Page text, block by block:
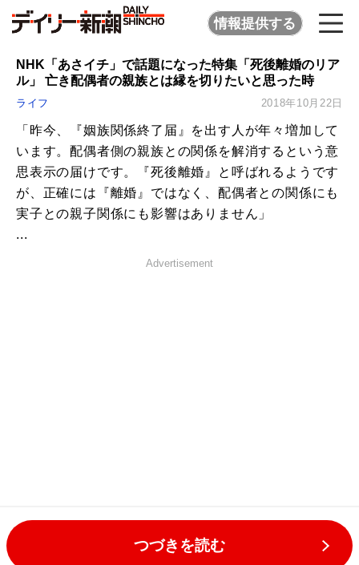
情報提供する
NHK「あさイチ」で話題になった特集「死後離婚のリア
ル」 亡き配偶者の親族とは縁を切りたいと思った時
ライフ 2018年10月22日
「昨今、『姻族関係終了届』を出す人が年々増加して
います。配偶者側の親族との関係を解消するという意
思表示の届けです。『死後離婚』と呼ばれるようです
が、正確には『離婚』ではなく、配偶者との関係にも
実子との親子関係にも影響はありません」
...
Advertisement
つづきを読む